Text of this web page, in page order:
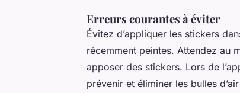
Erreurs courantes à éviter
Évitez d’appliquer les stickers
récemment peintes. Attendez au
apposer des stickers. Lors de
prévenir et éliminer les bulles